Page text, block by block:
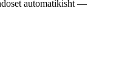
automatikisht —